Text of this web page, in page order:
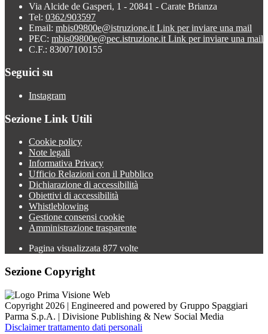
Via Alcide de Gasperi, 1 - 20841 - Carate Brianza
Tel: 0362/903597
Email: mbis09800e@istruzione.it Link per inviare una mail
PEC: mbis09800e@pec.istruzione.it Link per inviare una mail
C.F.: 83007100155
Seguici su
Instagram
Sezione Link Utili
Cookie policy
Note legali
Informativa Privacy
Ufficio Relazioni con il Pubblico
Dichiarazione di accessibilità
Obiettivi di accessibilità
Whistleblowing
Gestione consensi cookie
Amministrazione trasparente
Pagina visualizzata 877 volte
Sezione Copyright
Copyright 2026 | Engineered and powered by Gruppo Spaggiari
Parma S.p.A. | Divisione Publishing & New Social Media
Disclaimer trattamento dati personali